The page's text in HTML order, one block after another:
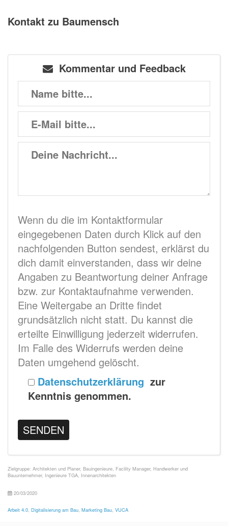
Kontakt zu Baumensch
Kommentar und Feedback
Wenn du die im Kontaktformular
eingegebenen Daten durch Klick auf den
nachfolgenden Button sendest, erklärst du
dich damit einverstanden, dass wir deine
Angaben zu Beantwortung deiner Anfrage
bzw. zur Kontaktaufnahme verwenden.
Eine Weitergabe an Dritte findet
grundsätzlich nicht statt. Du kannst die
erteilte Einwilligung jederzeit widerrufen.
Im Falle des Widerrufs werden deine
Daten umgehend gelöscht.
Datenschutzerklärung zur
Kenntnis genommen.
Zielgruppe: Architekten und Planer, Bauingenieure, Facility Manager, Handwerker und
Bauunternehmer, Ingenieure TGA, Innenarchitekten
20/03/2020
Arbeit 4.0, Digitalisierung am Bau, Marketing Bau, VUCA